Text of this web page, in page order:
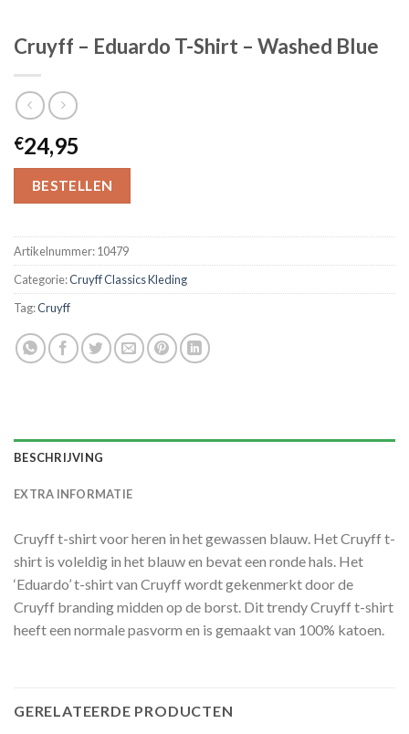
Cruyff – Eduardo T-Shirt – Washed Blue
€24,95
BESTELLEN
Artikelnummer:10479
Categorie:Cruyff Classics Kleding
Tag:Cruyff
BESCHRIJVING
EXTRA INFORMATIE
Cruyff t-shirt voor heren in het gewassen blauw. Het Cruyff t-
shirt is voleldig in het blauw en bevat een ronde hals. Het
‘Eduardo’ t-shirt van Cruyff wordt gekenmerkt door de
Cruyff branding midden op de borst. Dit trendy Cruyff t-shirt
heeft een normale pasvorm en is gemaakt van 100% katoen.
GERELATEERDE PRODUCTEN